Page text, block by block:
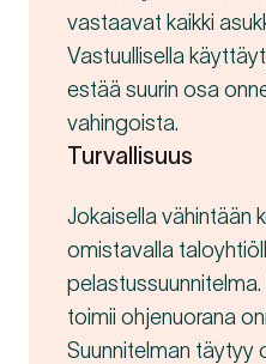
vastaavat kaikki
Vastuullisella
estää suurin osa
vahingoista.
Turvallisuus
Jokaisella vähintään
omistavalla
toimii ohjenuorana
Suunnitelman täytyy